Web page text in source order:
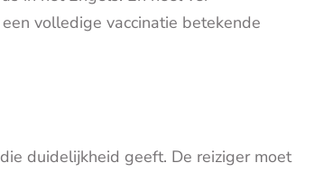
volledige vaccinatie betekende
duidelijkheid geeft. De reiziger moet